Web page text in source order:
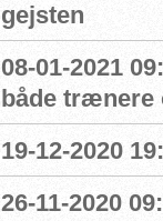
gejsten
08-01-2021
både
19-12-2020
26-11-2020